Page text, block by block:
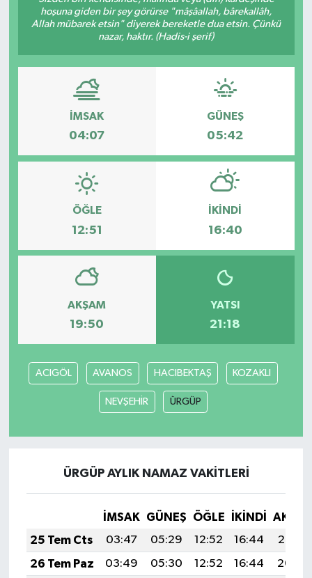
hoşuna giden bir şey görürse "mâşâallah, bârekallâh,
Allah mübarek etsin" diyerek bereketle dua etsin. Çünkü
nazar, haktır. (Hadis-i şerif)
İMSAK
04:07
GÜNEŞ
05:42
ÖĞLE
12:51
İKINDI
16:40
AKŞAM
19:50
YATSI
21:18
ACIGÖL AVANOS HACIBEKTAŞ KOZAKLI
NEVŞEHİR ÜRGÜP
ÜRGÜP AYLIK NAMAZ VAKITLERI
İMSAK GÜNEŞ ÖĞLE İKINDI
25 Tem Cts
03:47 05:29 12:52 16:44
20:05
26 Tem Paz
03:49 05:30 12:52 16:44
20:04